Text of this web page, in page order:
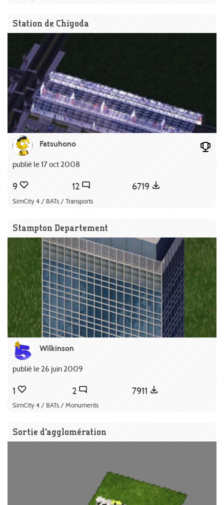
Station de Chiyoda
Fatsuhono
publié le 17 oct 2008
9 12 6719
SimCity 4 / BATs / Transports
Stampton Departement
Wilkinson
publié le 26 juin 2009
1 2 7911
SimCity 4 / BATs / Monuments
Sortie d'agglomération